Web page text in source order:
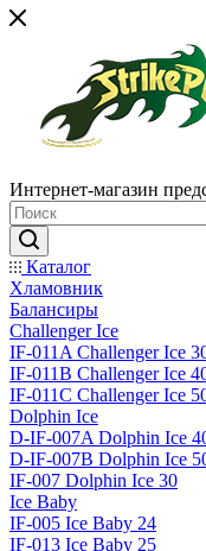
Интернет-магазин
Каталог
Хламовник
Балансиры
Challenger Ice
IF-011A Challenger Ice
IF-011B Challenger Ice
IF-011C Challenger Ice
Dolphin Ice
D-IF-007A Dolphin Ice
D-IF-007B Dolphin Ice
IF-007 Dolphin Ice 30
Ice Baby
IF-005 Ice Baby 24
IF-013 Ice Baby 25